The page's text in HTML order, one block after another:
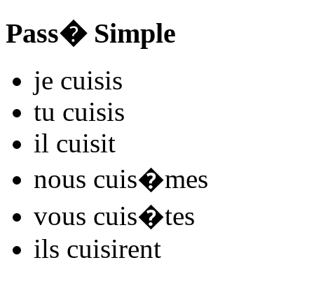
Pass� Simple
je cuisis
tu cuisis
il cuisit
nous cuis�mes
vous cuis�tes
ils cuisirent